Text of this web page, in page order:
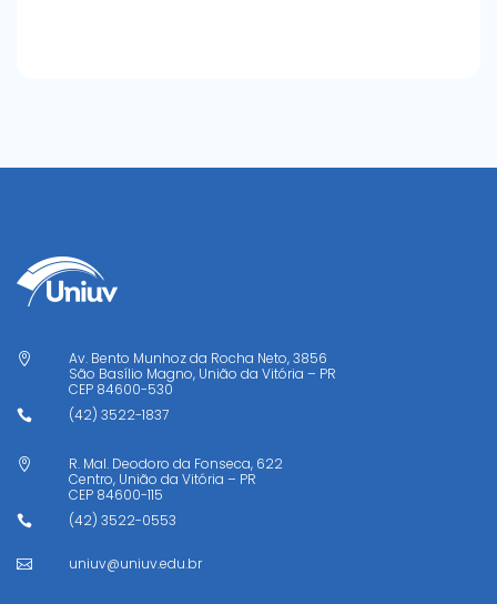

Av. Bento Munhoz da Rocha Neto, 3856
São Basílio Magno, União da Vitória – PR
CEP 84600-530
 (42) 3522-1837

R. Mal. Deodoro da Fonseca, 622
Centro, União da Vitória – PR
CEP 84600-115
 (42) 3522-0553
 uniuv@uniuv.edu.br